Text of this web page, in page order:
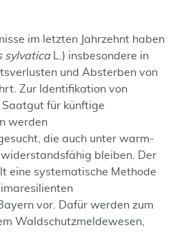
im letzten Jahrzehnt haben
sylvaticaL.) insbesondere in
und Absterben von
Zur Identifikation von
für künftige
werden
die auch unter warm-
bleiben. Der
eine systematische Methode
vor. Dafür werden zum
Waldschutzmeldewesen,